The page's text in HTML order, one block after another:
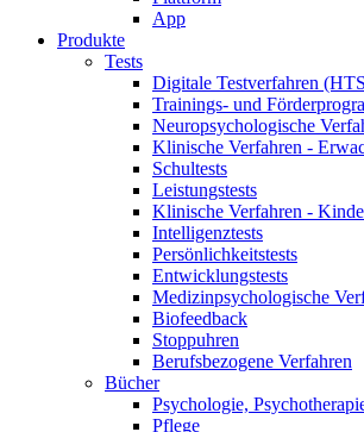
App
Produkte
Tests
Digitale Testverfahren
Trainings- und
Neuropsychologische
Klinische Verfahren -
Schultests
Leistungstests
Klinische Verfahren -
Intelligenztests
Persönlichkeitstests
Entwicklungstests
Medizinpsychologische
Biofeedback
Stoppuhren
Berufsbezogene Verfahren
Bücher
Psychologie,
Pflege